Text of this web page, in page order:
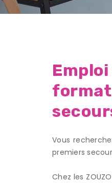
Vous
premiers
Chez les